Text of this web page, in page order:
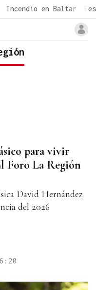
Incendio en Baltar
para vivir
Foro La Región
David Hernández
del 2026